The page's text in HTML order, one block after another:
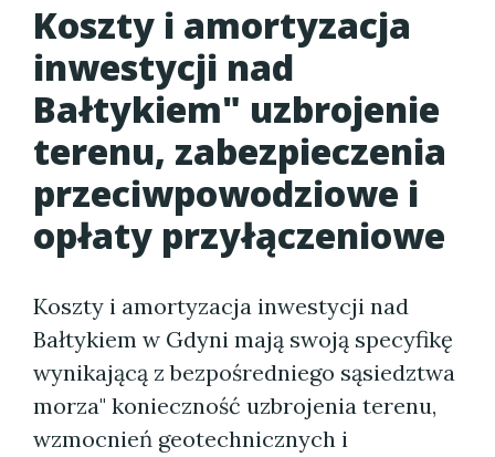
Koszty i amortyzacja
inwestycji nad
Bałtykiem" uzbrojenie
terenu, zabezpieczenia
przeciwpowodziowe i
opłaty przyłączeniowe
Koszty i amortyzacja inwestycji nad
Bałtykiem w Gdyni mają swoją specyfikę
wynikającą z bezpośredniego sąsiedztwa
morza" konieczność uzbrojenia terenu,
wzmocnień geotechnicznych i